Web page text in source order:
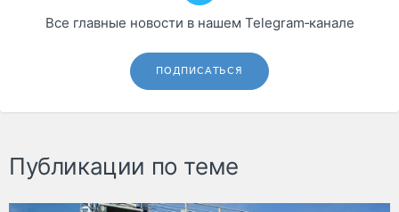
Все главные новости в нашем Telegram‑канале
ПОДПИСАТЬСЯ
Публикации по теме